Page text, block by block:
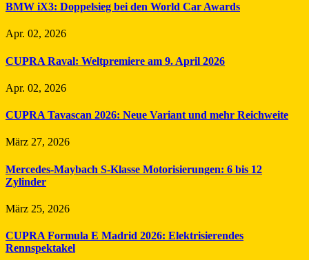
BMW iX3: Doppelsieg bei den World Car Awards
Apr. 02, 2026
CUPRA Raval: Weltpremiere am 9. April 2026
Apr. 02, 2026
CUPRA Tavascan 2026: Neue Variant und mehr Reichweite
März 27, 2026
Mercedes-Maybach S-Klasse Motorisierungen: 6 bis 12
Zylinder
März 25, 2026
CUPRA Formula E Madrid 2026: Elektrisierendes
Rennspektakel